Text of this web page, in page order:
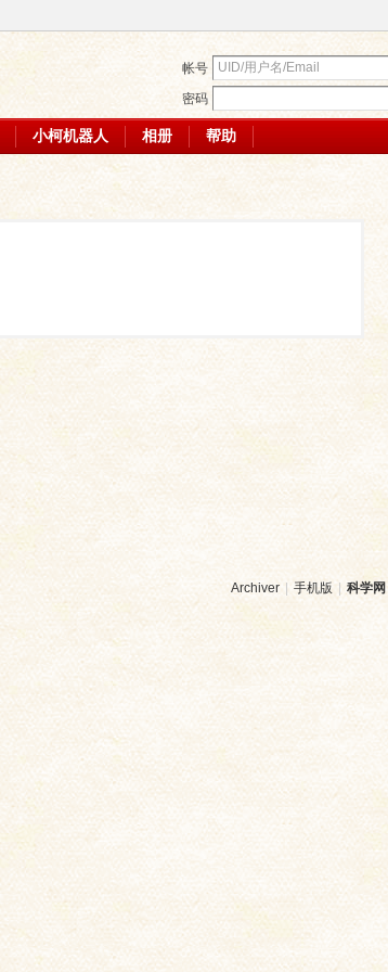
帐号
密码
小柯机器人 相册 帮助
Archiver 手机版 科学网